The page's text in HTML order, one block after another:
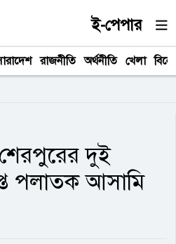
ই-পেপার
রাজনীতি অর্থনীতি খেলা
দুই
পলাতক আসামি